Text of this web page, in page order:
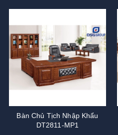
Bàn Chủ Tịch Nhập Khẩu
DT2811-MP1